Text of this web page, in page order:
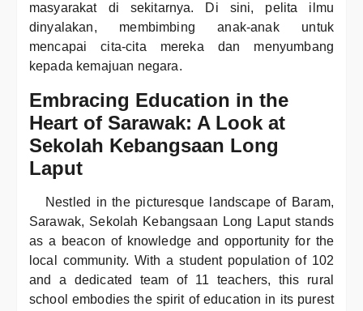
masyarakat di sekitarnya. Di sini, pelita ilmu
dinyalakan, membimbing anak-anak untuk
mencapai cita-cita mereka dan menyumbang
kepada kemajuan negara.
Embracing Education in the
Heart of Sarawak: A Look at
Sekolah Kebangsaan Long
Laput
Nestled in the picturesque landscape of Baram,
Sarawak, Sekolah Kebangsaan Long Laput stands
as a beacon of knowledge and opportunity for the
local community. With a student population of 102
and a dedicated team of 11 teachers, this rural
school embodies the spirit of education in its purest